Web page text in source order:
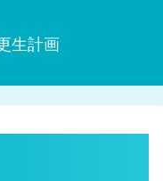
生計画